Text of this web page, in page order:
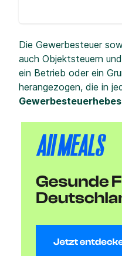
Die Gewerbesteuer
auch Objektsteuern
ein Betrieb oder ein
herangezogen, die in